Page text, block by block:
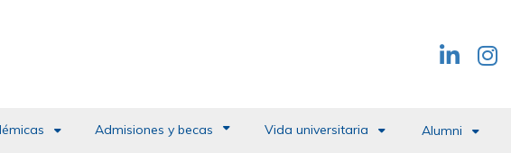
Redes
Admisiones y becas Vida universitaria Alumni